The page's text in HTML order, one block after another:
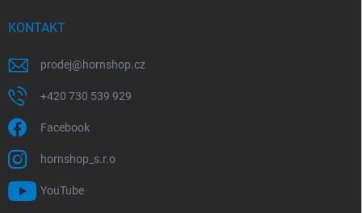
KONTAKT
prodej@hornshop.cz
+420 730 539 929
Facebook
hornshop_s.r.o
YouTube